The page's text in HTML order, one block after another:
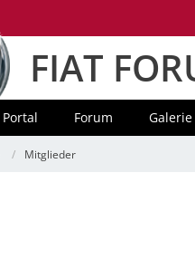
FIAT
Portal Forum Galerie
Mitglieder